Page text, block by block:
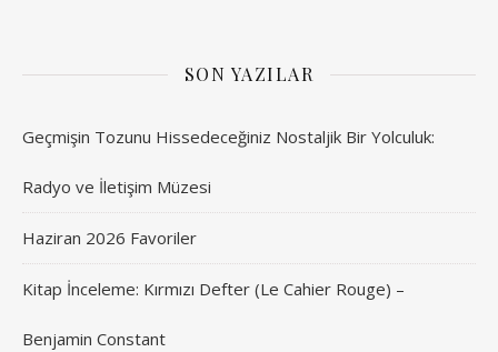
SON YAZILAR
Geçmişin Tozunu Hissedeceğiniz Nostaljik Bir Yolculuk:
Radyo ve İletişim Müzesi
Haziran 2026 Favoriler
Kitap İnceleme: Kırmızı Defter (Le Cahier Rouge) –
Benjamin Constant